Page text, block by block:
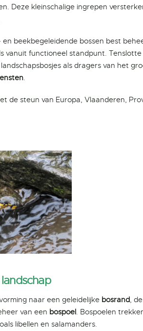
Deze kleinschalige ingrepen
beekbegeleidende bossen best
vanuit functioneel standpunt.
als dragers van het
.
de steun van Europa, Vlaanderen,
naar een geleidelijke bosrand,
van een bospoel. Bospoelen
libellen en salamanders.